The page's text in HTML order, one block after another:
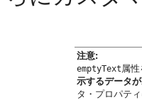
注意:
emptyText属
示するデータが
タ・プロパテ